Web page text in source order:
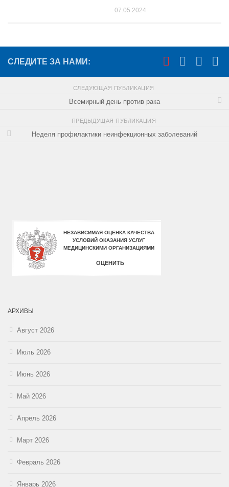
07.05.2024
СЛЕДИТЕ ЗА НАМИ:
СЛЕДУЮЩАЯ ПУБЛИКАЦИЯ
Всемирный день против рака
ПРЕДЫДУЩАЯ ПУБЛИКАЦИЯ
Неделя профилактики неинфекционных заболеваний
АРХИВЫ
Август 2026
Июль 2026
Июнь 2026
Май 2026
Апрель 2026
Март 2026
Февраль 2026
Январь 2026